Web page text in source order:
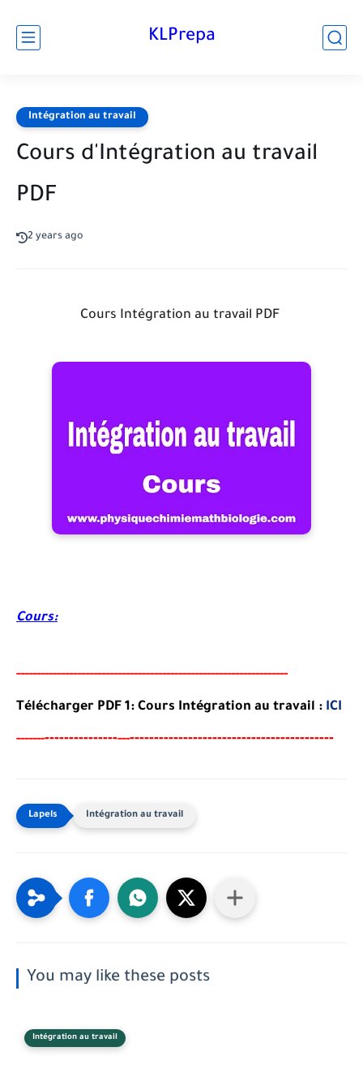
KLPrepa
Intégration au travail
Cours d'Intégration au travail
PDF
2 years ago
Cours Intégration au travail PDF
Cours:
-------------------------------------------------------------------
Télécharger PDF 1: Cours Intégration au travail : ICI
-------------------------------------------------------------------
Intégration au travail
You may like these posts
Intégration au travail